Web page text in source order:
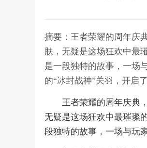
摘要：王者荣耀的周年庆
肤，无疑是这场狂欢中最
是一段独特的故事，一场
的“冰封战神”关羽，开启
王者荣耀的周年庆典
无疑是这场狂欢中最璀璨
段独特的故事，一场与玩